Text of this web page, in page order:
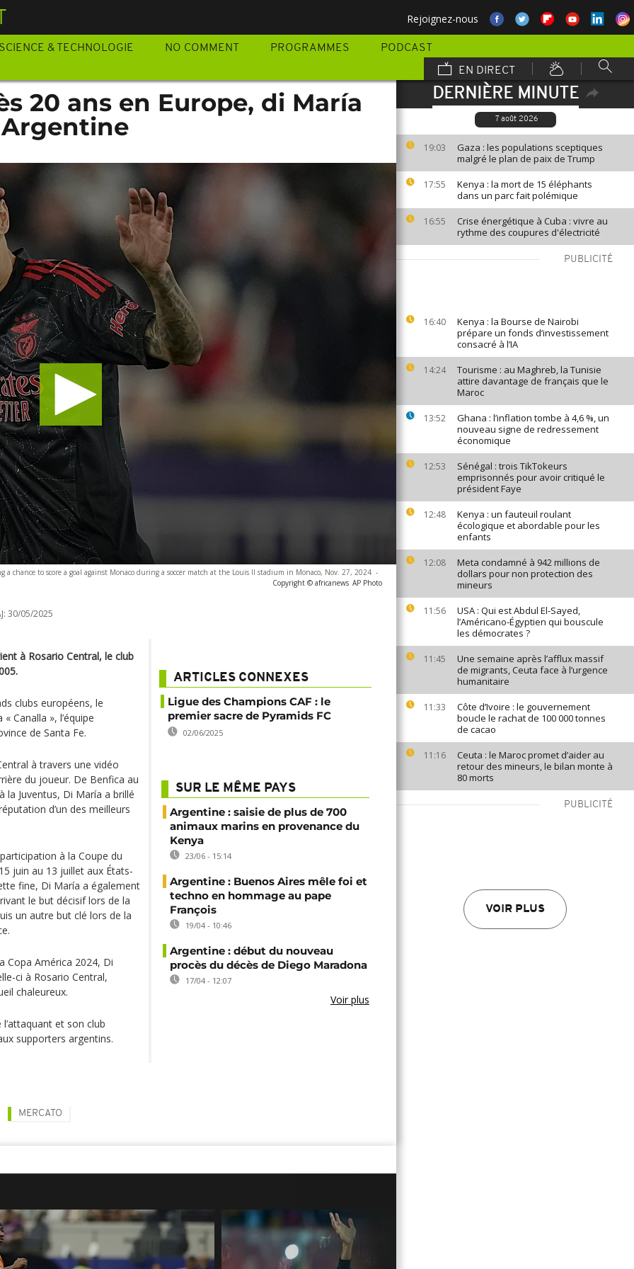
Rejoignez-nous
SCIENCE & TECHNOLOGIE NO COMMENT PROGRAMMES
PODCAST
EN DIRECT
DERNIÈRE MINUTE
7 août 2026
19:03
Gaza : les populations sceptiques
malgré le plan de paix de Trump
17:55
Kenya : la mort de 15 éléphants
dans un parc fait polémique
16:55
Crise énergétique à Cuba : vivre au
rythme des coupures d'électricité
PUBLICITÉ
16:40
Kenya : la Bourse de Nairobi
prépare un fonds d’investissement
consacré à l’IA
14:24
Tourisme : au Maghreb, la Tunisie
attire davantage de français que le
Maroc
13:52
Ghana : l’inflation tombe à 4,6 %, un
nouveau signe de redressement
économique
12:53
Sénégal : trois TikTokeurs
emprisonnés pour avoir critiqué le
président Faye
12:48
Kenya : un fauteuil roulant
écologique et abordable pour les
enfants
12:08
Meta condamné à 942 millions de
dollars pour non protection des
mineurs
11:56
USA : Qui est Abdul El-Sayed,
l’Américano-Égyptien qui bouscule
les démocrates ?
11:45
Une semaine après l’afflux massif
de migrants, Ceuta face à l’urgence
humanitaire
11:33
Côte d’Ivoire : le gouvernement
boucle le rachat de 100 000 tonnes
de cacao
11:16
Ceuta : le Maroc promet d’aider au
retour des mineurs, le bilan monte à
80 morts
PUBLICITÉ
VOIR PLUS
20 ans en Europe, di María
a chance to score a goal against Monaco during a soccer match at the Louis II stadium in Monaco, Nov. 27, 2024 -
Copyright © africanews AP Photo
30/05/2025
à Rosario Central, le club
clubs européens, le
Canalla », l’équipe
de Santa Fe.
à travers une vidéo
du joueur. De Benfica au
la Juventus, Di María a brillé
d’un des meilleurs
à la Coupe du
juin au 13 juillet aux États-
fine, Di María a également
le but décisif lors de la
un autre but clé lors de la
Copa América 2024, Di
ci à Rosario Central,
chaleureux.
et son club
supporters argentins.
ARTICLES CONNEXES
Ligue des Champions CAF : le
premier sacre de Pyramids FC
02/06/2025
SUR LE MÊME PAYS
Argentine : saisie de plus de 700
animaux marins en provenance du
Kenya
23/06 - 15:14
Argentine : Buenos Aires mêle foi et
techno en hommage au pape
François
19/04 - 10:46
Argentine : début du nouveau
procès du décès de Diego Maradona
17/04 - 12:07
Voir plus
MERCATO